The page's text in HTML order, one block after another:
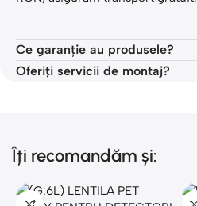
Ce garanție au produsele?
Oferiți servicii de montaj?
Îți recomandăm și: